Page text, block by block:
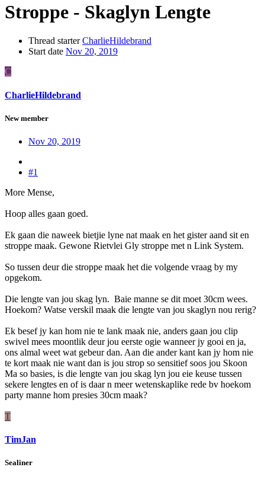
Stroppe - Skaglyn Lengte
Thread starter CharlieHildebrand
Start date Nov 20, 2019
C
CharlieHildebrand
New member
Nov 20, 2019
#1
More Mense,
Hoop alles gaan goed.
Ek gaan die naweek bietjie lyne nat maak en het gister aand sit en
stroppe maak. Gewone Rietvlei Gly stroppe met n Link System.
So tussen deur die stroppe maak het die volgende vraag by my
opgekom.
Die lengte van jou skag lyn. Baie manne se dit moet 30cm wees.
Hoekom? Watse verskil maak die lengte van jou skaglyn nou rerig?
Ek besef jy kan hom nie te lank maak nie, anders gaan jou clip
swivel mees moontlik deur jou eerste ogie wanneer jy gooi en ja,
ons almal weet wat gebeur dan. Aan die ander kant kan jy hom nie
te kort maak nie want dan is jou strop so sensitief soos jou Skoon
Ma so basies, is die lengte van jou skag lyn jou eie keuse tussen
sekere lengtes en of is daar n meer wetenskaplike rede bv hoekom
party manne hom presies 30cm maak?
T
TimJan
Sealiner